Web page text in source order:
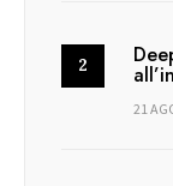
21